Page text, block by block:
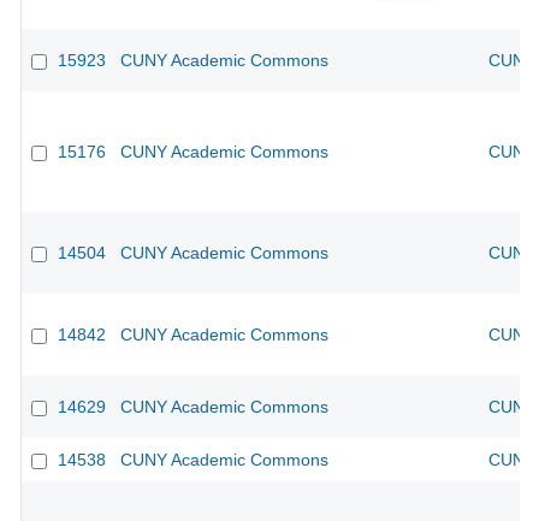
15923 CUNY Academic Commons
15176 CUNY Academic Commons
14504 CUNY Academic Commons
14842 CUNY Academic Commons
14629 CUNY Academic Commons
14538 CUNY Academic Commons